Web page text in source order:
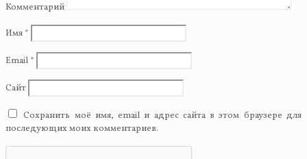
Комментарий
Имя *
Email *
Сайт
Сохранить моё имя, email и адрес сайта в этом браузере для
последующих моих комментариев.